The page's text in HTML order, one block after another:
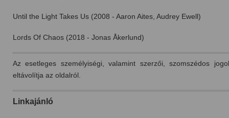
Until the Light Takes Us (2008 - Aaron Aites, Audrey Ewell)
Lords Of Chaos (2018 - Jonas Åkerlund)
Az esetleges személyiségi, valamint szerzői, szomszédos
eltávolítja az oldalról.
Linkajánló